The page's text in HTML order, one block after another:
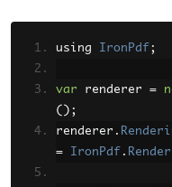
using IronPdf ;
var renderer =
();
renderer .
=
IronPdf .